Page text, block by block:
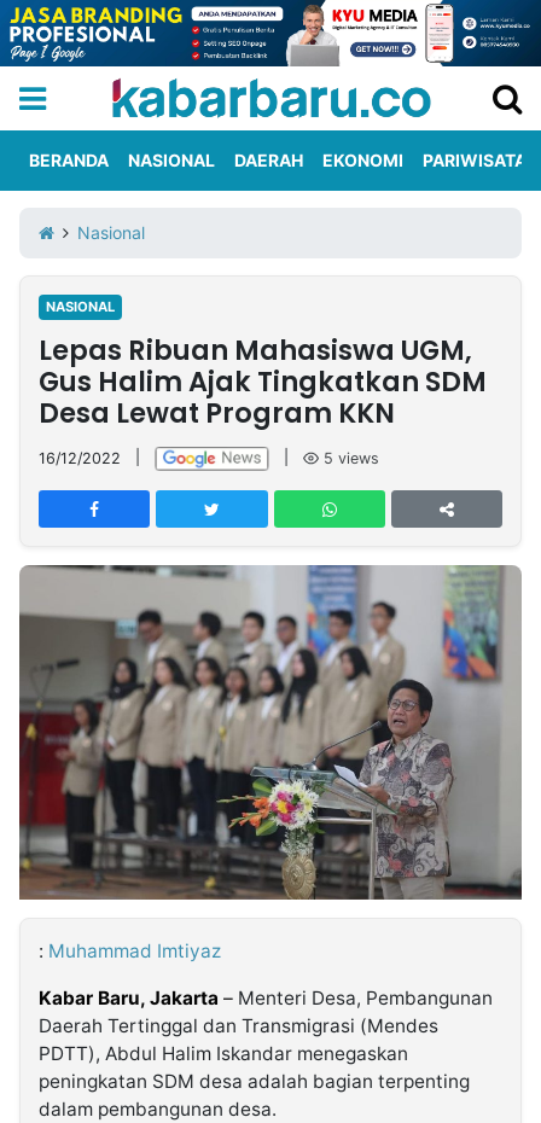
Iklan
Berita
Kami
Nasional
International
Olahraga
Entertainment
Daerah
Pariwisata
Kuliner
Kolom
Network
PT
TREETAN
INDONESIA
Insight
NTB
Suara
Time
Lens
IDN
Daily
Jogja
Jalan
Rakyat
Idealita
News
Kita
Notice
Dinamikapost.com
Radar
Baru
Seedbacklink
Kabarbaru
BERANDA NASIONAL DAERAH EKONOMI PARIWISATA
Nasional
NASIONAL
Lepas Ribuan Mahasiswa UGM,
Gus Halim Ajak Tingkatkan SDM
Desa Lewat Program KKN
16/12/2022 5 views
: Muhammad Imtiyaz
Kabar Baru, Jakarta – Menteri Desa, Pembangunan
Daerah Tertinggal dan Transmigrasi (Mendes
PDTT), Abdul Halim Iskandar menegaskan
peningkatan SDM desa adalah bagian terpenting
dalam pembangunan desa.